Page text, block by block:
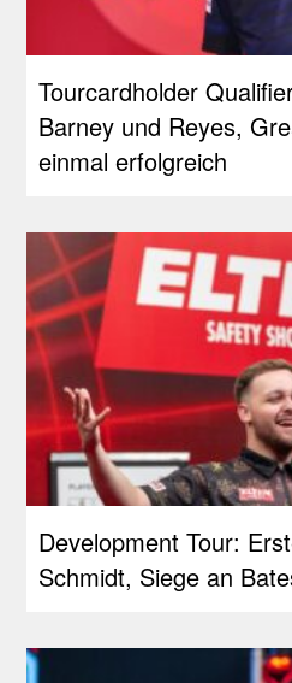
Tourcardholder
Barney und Reyes,
einmal erfolgreich
Development Tour:
Schmidt, Siege an